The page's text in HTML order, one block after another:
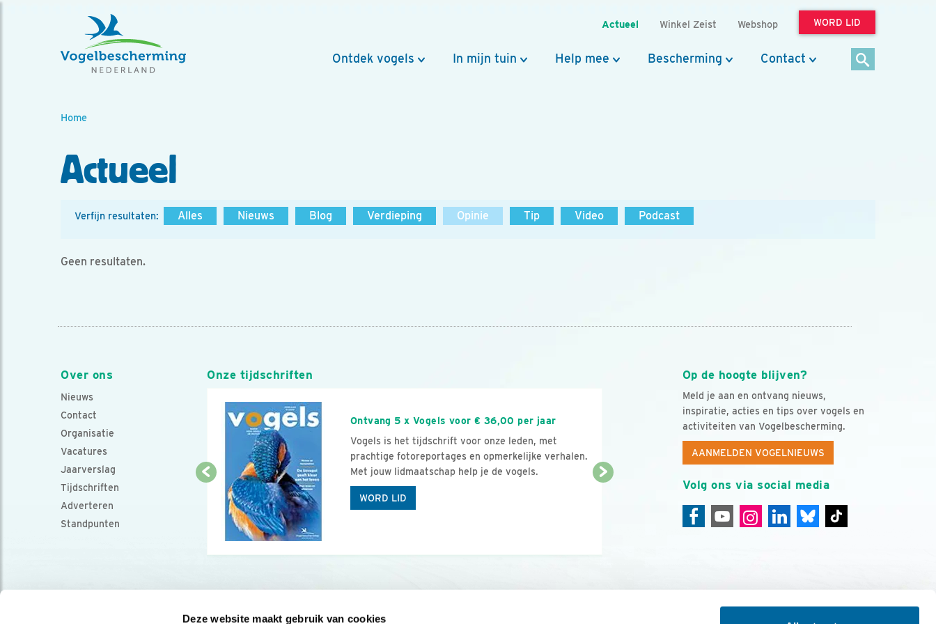
Deze website maakt gebruik van cookies
Actueel Winkel Zeist Webshop WORD LID
Ontdek vogels In mijn tuin Help mee Bescherming Contact
Home
Actueel
Verfijn resultaten: Alles Nieuws Blog Verdieping Opinie Tip Video Podcast
Geen resultaten.
Over ons
Nieuws
Contact
Organisatie
Vacatures
Jaarverslag
Tijdschriften
Adverteren
Standpunten
Op de hoogte blijven?
Meld je aan en ontvang nieuws,
inspiratie, acties en tips over vogels en
activiteiten van Vogelbescherming.
AANMELDEN VOGELNIEUWS
Volg ons via social media
Onze tijdschriften
Ontvang 5 x Vogels voor € 36,00 per jaar
Vogels is het tijdschrift voor onze leden, met
prachtige fotoreportages en opmerkelijke verhalen.
Met jouw lidmaatschap help je de vogels.
WORD LID